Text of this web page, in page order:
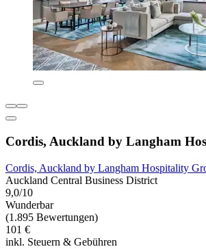
Cordis, Auckland by Langham
Cordis, Auckland by Langham Hospitality
Auckland Central Business District
9,0/10
Wunderbar
(1.895 Bewertungen)
101 €
inkl. Steuern & Gebühren